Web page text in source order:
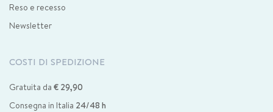
Reso e recesso
Newsletter
COSTI DI SPEDIZIONE
Gratuita da € 29,90
Consegna in Italia 24/48 h